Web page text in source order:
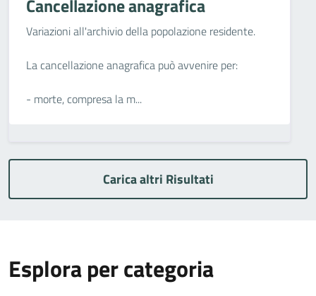
Cancellazione anagrafica
Variazioni all'archivio della popolazione residente.
La cancellazione anagrafica può avvenire per:
- morte, compresa la m...
Carica altri Risultati
Esplora per categoria